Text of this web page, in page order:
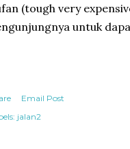
(tough very
untuk
Email Post
jalan2